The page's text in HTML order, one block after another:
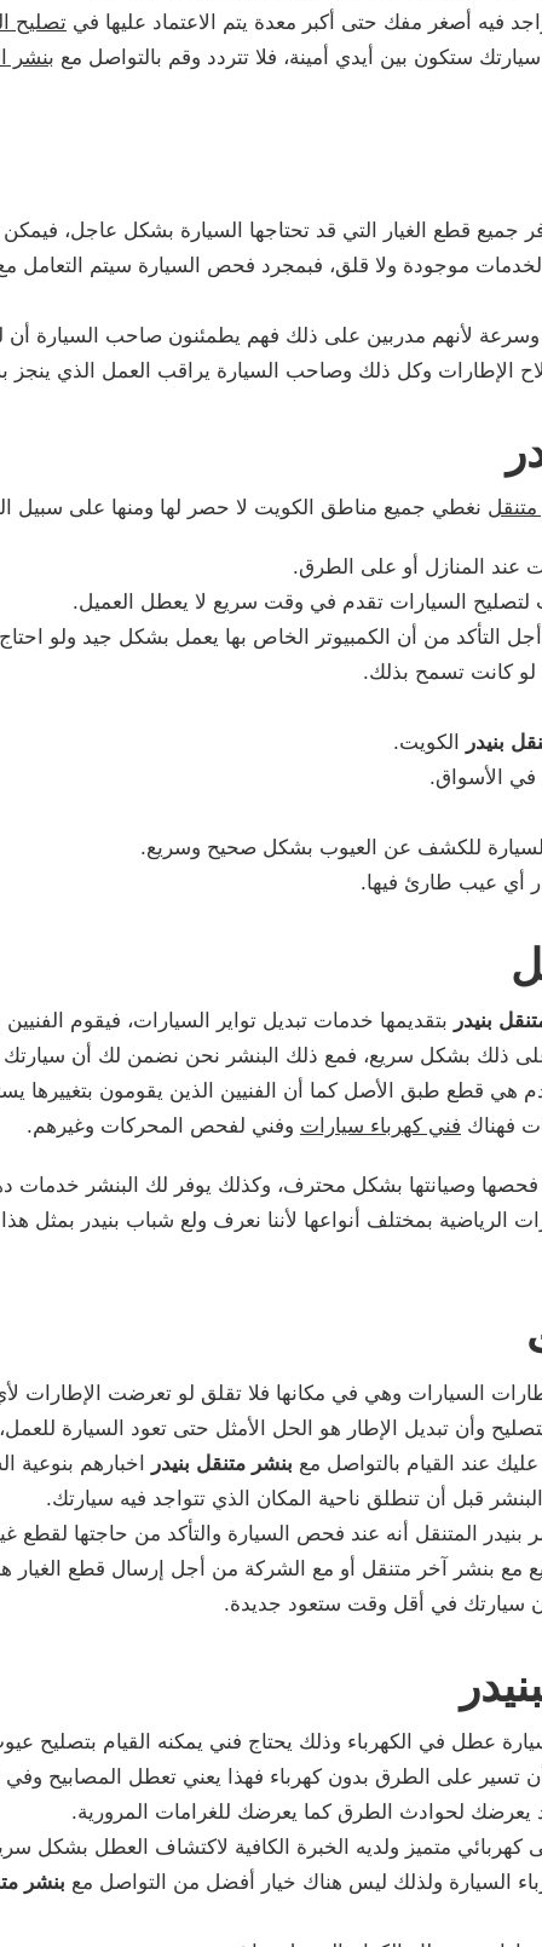
فيه أصغر مفك حتى أكبر معدة يتم الاعتماد عليها في تصليح
ستكون بين أيدي أمينة، فلا تتردد وقم بالتواصل مع بنشر
جميع قطع الغيار التي قد تحتاجها السيارة بشكل عاجل،
الخدمات موجودة ولا قلق، فبمجرد فحص السيارة سيتم
وسرعة لأنهم مدربين على ذلك فهم يطمئنون صاحب السيارة
الإطارات وكل ذلك وصاحب السيارة يراقب العمل الذي ينجز
نغطي جميع مناطق الكويت لا حصر لها ومنها على سبيل
عند المنازل أو على الطرق.
لتصليح السيارات تقدم في وقت سريع لا يعطل العميل.
التأكد من أن الكمبيوتر الخاص بها يعمل بشكل جيد ولو
لو كانت تسمح بذلك.
بنيدر
الكويت.
في الأسواق.
للكشف عن العيوب بشكل صحيح وسريع.
أي عيب طارئ فيها.
بنيدر بتقديمها خدمات تبديل تواير السيارات، فيقوم
على ذلك بشكل سريع، فمع ذلك البنشر نحن نضمن لك أن
هي قطع طبق الأصل كما أن الفنيين الذين يقومون بتغييرها
فهناك فني كهرباء سيارات وفني لفحص المحركات وغيرهم.
فحصها وصيانتها بشكل محترف، وكذلك يوفر لك البنشر
الرياضية بمختلف أنواعها لأننا نعرف ولع شباب بنيدر بمثل
السيارات وهي في مكانها فلا تقلق لو تعرضت الإطارات
وأن تبديل الإطار هو الحل الأمثل حتى تعود السيارة
عند القيام بالتواصل مع بنشر متنقل بنيدر
اخبارهم بنوعية
قبل أن تنطلق ناحية المكان الذي تتواجد فيه سيارتك.
المتنقل أنه عند فحص السيارة والتأكد من حاجتها لقطع
مع بنشر آخر متنقل أو مع الشركة من أجل إرسال قطع
بأن سيارتك في أقل وقت ستعود جديدة.
عطل في الكهرباء وذلك يحتاج فني يمكنه القيام بتصليح
تسير على الطرق بدون كهرباء فهذا يعني تعطل المصابيح
يعرضك لحوادث الطرق كما يعرضك للغرامات المرورية.
كهربائي متميز ولديه الخبرة الكافية لاكتشاف العطل بشكل
السيارة ولذلك ليس هناك خيار أفضل من التواصل مع بنشر